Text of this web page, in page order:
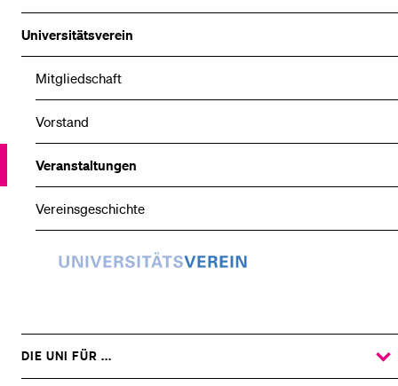
Universitätsverein
Mitgliedschaft
Vorstand
Veranstaltungen
Vereinsgeschichte
Universitätsverein
DIE UNI FÜR ...
ZEIGE
DAS